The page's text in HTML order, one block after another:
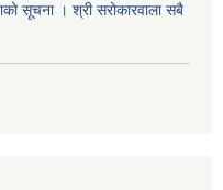
सूचना । श्री सरोकारवाला सबै